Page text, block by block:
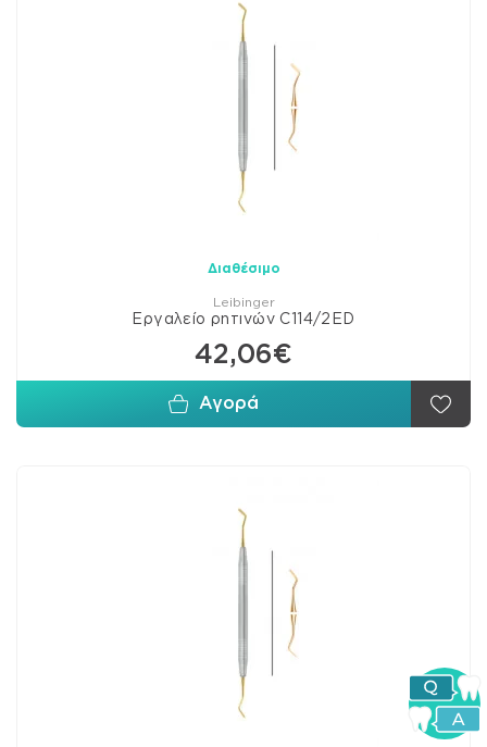
Διαθέσιμο
Leibinger
Εργαλείο ρητινών C114/2ED
42,06€
Αγορά